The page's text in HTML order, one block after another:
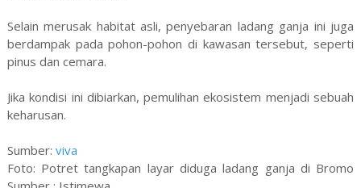
Selain merusak habitat asli, penyebaran ladang ganja ini juga
berdampak pada pohon-pohon di kawasan tersebut, seperti
pinus dan cemara.
Jika kondisi ini dibiarkan, pemulihan ekosistem menjadi sebuah
keharusan.
Sumber: viva
Foto: Potret tangkapan layar diduga ladang ganja di Bromo